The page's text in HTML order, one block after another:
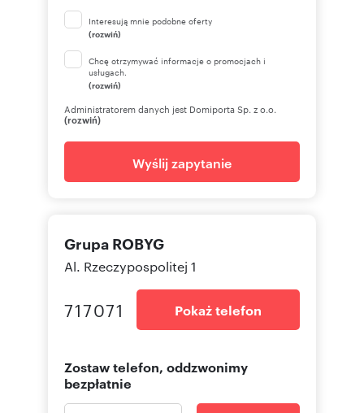
Interesują mnie podobne oferty
(rozwiń)
Chcę otrzymywać informacje o promocjach i
usługach.
(rozwiń)
Administratorem danych jest Domiporta Sp. z o.o.
(rozwiń)
Wyślij zapytanie
Grupa ROBYG
Al. Rzeczypospolitej 1
717071 Pokaż telefon
Zostaw telefon, oddzwonimy
bezpłatnie